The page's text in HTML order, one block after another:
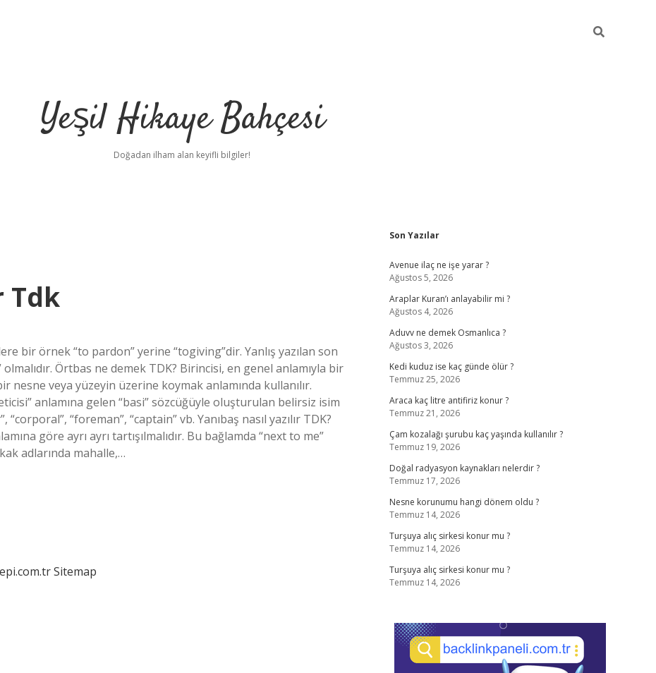
Yeşil Hikaye Bahçesi
Doğadan ilham alan keyifli bilgiler!
Tdk
bir örnek “to pardon” yerine “togiving”dir. Yanlış yazılan son
olmalıdır. Örtbas ne demek TDK? Birincisi, en genel anlamıyla bir
nesne veya yüzeyin üzerine koymak anlamında kullanılır.
anlamına gelen “basi” sözcüğüyle oluşturulan belirsiz isim
“corporal”, “foreman”, “captain” vb. Yanıbaş nasıl yazılır TDK?
göre ayrı ayrı tartışılmalıdır. Bu bağlamda “next to me”
adlarında mahalle,…
Sitemap
Sidebar
Son Yazılar
Avenue ilaç ne işe yarar ?
Ağustos 5, 2026
Araplar Kuran’ı anlayabilir mi ?
Ağustos 4, 2026
Aduvv ne demek Osmanlıca ?
Ağustos 3, 2026
Kedi kuduz ise kaç günde ölür ?
Temmuz 25, 2026
Araca kaç litre antifiriz konur ?
Temmuz 21, 2026
Çam kozalağı şurubu kaç yaşında kullanılır ?
Temmuz 19, 2026
Doğal radyasyon kaynakları nelerdir ?
Temmuz 17, 2026
Nesne korunumu hangi dönem oldu ?
Temmuz 14, 2026
Turşuya alıç sirkesi konur mu ?
Temmuz 14, 2026
Turşuya alıç sirkesi konur mu ?
Temmuz 14, 2026